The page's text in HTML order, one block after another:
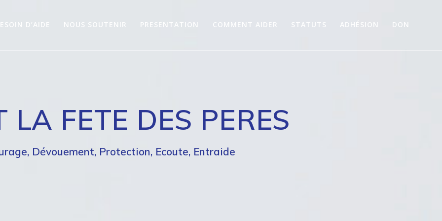
D’AIDE NOUS SOUTENIR PRESENTATION COMMENT AIDER STATUTS ADHÉSION DON
LA FETE DES PERES
Dévouement, Protection, Ecoute, Entraide